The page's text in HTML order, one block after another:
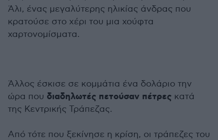
Άλι, ένας μεγαλύτερης ηλικίας άνδρας που
κρατούσε στο χέρι του μια χούφτα
χαρτονομίσματα.
Άλλος έσκισε σε κομμάτια ένα δολάριο την
ώρα που διαδηλωτές πετούσαν πέτρες κατά
της Κεντρικής Τράπεζας.
Από τότε που ξεκίνησε η κρίση, οι τράπεζες του